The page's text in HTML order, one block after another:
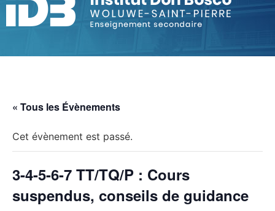
« Tous les Évènements
Cet évènement est passé.
3-4-5-6-7 TT/TQ/P : Cours
suspendus, conseils de guidance